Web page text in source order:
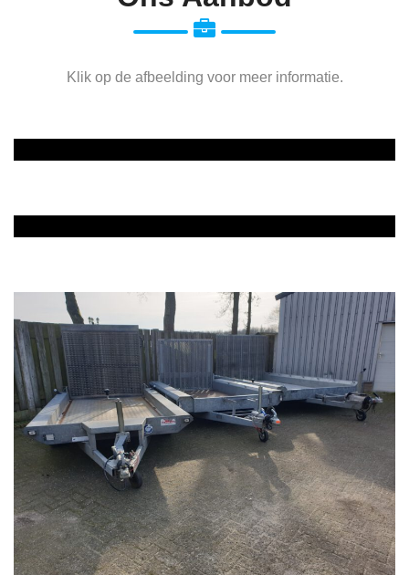
Klik op de afbeelding voor meer informatie.